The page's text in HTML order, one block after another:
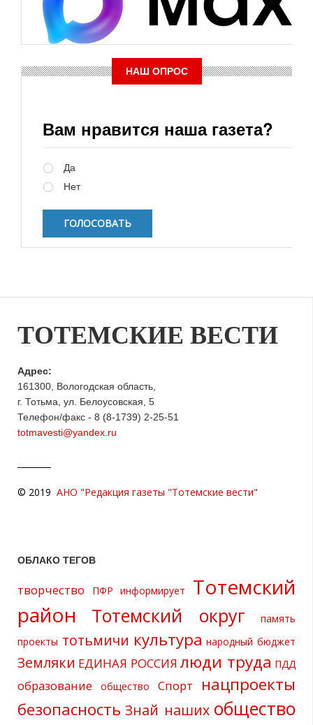
НАШ ОПРОС
Вам нравится наша газета?
Да
Нет
ТОТЕМСКИЕ ВЕСТИ
Адрес:
161300, Вологодская область,
г. Тотьма, ул. Белоусовская, 5
Телефон/факс - 8 (8-1739) 2-25-51
totmavesti@yandex.ru
© 2019 АНО "Редакция газеты "Тотемские вести"
ОБЛАКО ТЕГОВ
творчество ПФР информирует
Тотемский
район
Тотемский округ
память
проекты тотьмичи культура народный бюджет
Земляки ЕДИНАЯ РОССИЯ люди труда ПДД
образование общество Спорт
нацпроекты
безопасность Знай наших общество